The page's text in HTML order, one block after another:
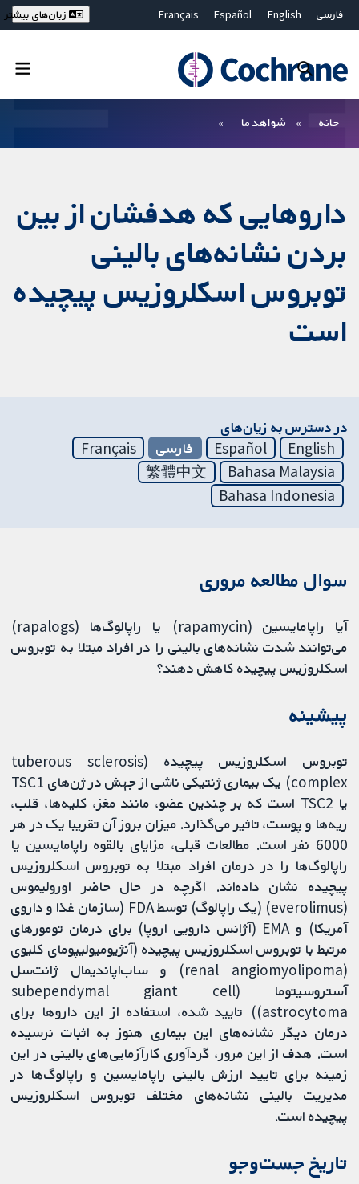
فارسی English
Español
Français
Bahasa Malaysia
ไทย
繁體中文
زبان‌های بیشتر
خانه شواهد ما
داروهایی که هدفشان از بین
بردن نشانه‌های بالینی
توبروس اسکلروزیس پیچیده
است
در دسترس به زیان‌های
English
Español فارسی
Français
Bahasa Malaysia
繁體中文
Bahasa Indonesia
سوال مطالعه مروری
آیا راپامایسین (rapamycin) یا راپالوگ‌ها (rapalogs)
می‌توانند شدت نشانه‌های بالینی را در افراد مبتلا به توبروس
اسکلروزیس پیچیده کاهش دهند؟
پیشینه
توبروس اسکلروزیس پیچیده (tuberous sclerosis
complex) یک بیماری ژنتیکی ناشی از جهش در ژن‌‌های TSC1
یا TSC2 است که بر چندین عضو، مانند مغز، کلیه‌‌ها، قلب،
ریه‌‌ها و پوست، تاثیر می‌‌گذارد. میزان بروز آن تقریبا یک در هر
6000 نفر است. مطالعات قبلی، مزایای بالقوه راپامایسین یا
راپالوگ‌ها را در درمان افراد مبتلا به توبروس اسکلروزیس
پیچیده نشان داده‌‌اند. اگرچه در حال حاضر اورولیموس
(everolimus) (یک راپالوگ) توسط FDA (سازمان غذا و داروی
آمریکا) و EMA (آژانس دارویی اروپا) برای درمان تومورهای
مرتبط با توبروس اسکلروزیس پیچیده (آنژیومیولیپومای کلیوی
(renal angiomyolipoma) و ساب‌اپاندیمال ژانت‌سل
آستروسیتوما (subependymal giant cell
astrocytoma)) تایید شده، استفاده از این داروها برای
درمان دیگر نشانه‌های این بیماری هنوز به اثبات نرسیده
است. هدف از این مرور، گرد‌‌آوری کارآزمایی‌‌های بالینی در این
زمینه برای تایید ارزش بالینی راپامایسین و راپالوگ‌ها در
مدیریت بالینی نشانه‌‌های مختلف توبروس اسکلروزیس
پیچیده است.
تاریخ جست‌وجو